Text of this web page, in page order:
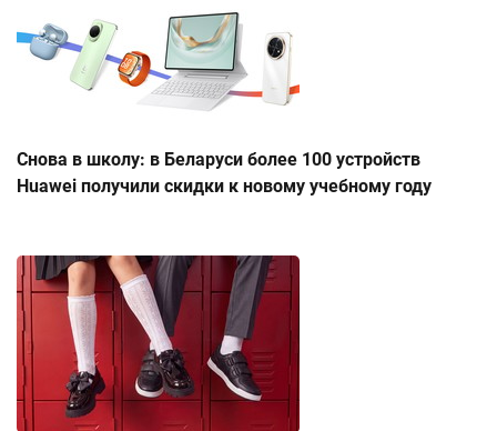
Снова в школу: в Беларуси более 100 устройств
Huawei получили скидки к новому учебному году